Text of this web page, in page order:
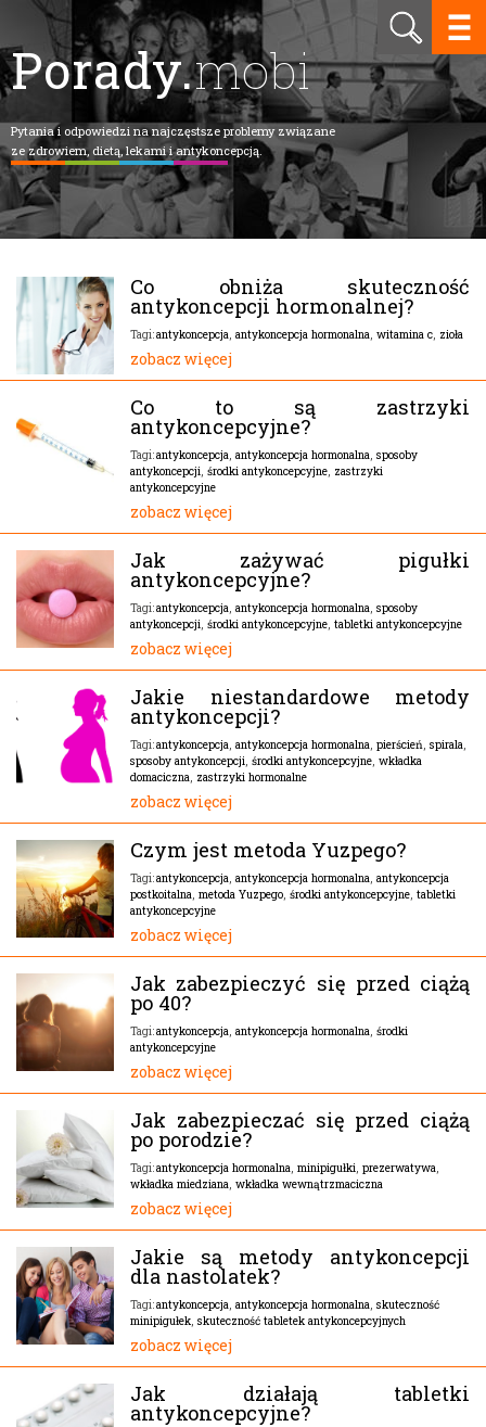
Porady.mobi
Pytania i odpowiedzi na najczęstsze problemy związane
ze zdrowiem, dietą, lekami i antykoncepcją.
Co obniża skuteczność
antykoncepcji hormonalnej?
Tagi:antykoncepcja, antykoncepcja hormonalna, witamina c, zioła
zobacz więcej
Co to są zastrzyki
antykoncepcyjne?
Tagi:antykoncepcja, antykoncepcja hormonalna, sposoby
antykoncepcji, środki antykoncepcyjne, zastrzyki
antykoncepcyjne
zobacz więcej
Jak zażywać pigułki
antykoncepcyjne?
Tagi:antykoncepcja, antykoncepcja hormonalna, sposoby
antykoncepcji, środki antykoncepcyjne, tabletki antykoncepcyjne
zobacz więcej
Jakie niestandardowe metody
antykoncepcji?
Tagi:antykoncepcja, antykoncepcja hormonalna, pierścień, spirala,
sposoby antykoncepcji, środki antykoncepcyjne, wkładka
domaciczna, zastrzyki hormonalne
zobacz więcej
Czym jest metoda Yuzpego?
Tagi:antykoncepcja, antykoncepcja hormonalna, antykoncepcja
postkoitalna, metoda Yuzpego, środki antykoncepcyjne, tabletki
antykoncepcyjne
zobacz więcej
Jak zabezpieczyć się przed ciążą
po 40?
Tagi:antykoncepcja, antykoncepcja hormonalna, środki
antykoncepcyjne
zobacz więcej
Jak zabezpieczać się przed ciążą
po porodzie?
Tagi:antykoncepcja hormonalna, minipigułki, prezerwatywa,
wkładka miedziana, wkładka wewnątrzmaciczna
zobacz więcej
Jakie są metody antykoncepcji
dla nastolatek?
Tagi:antykoncepcja, antykoncepcja hormonalna, skuteczność
minipigułek, skuteczność tabletek antykoncepcyjnych
zobacz więcej
Jak działają tabletki
antykoncepcyjne?